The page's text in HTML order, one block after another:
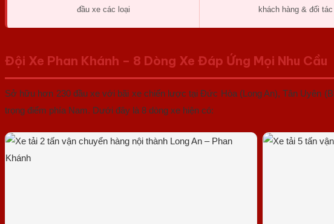
đầu xe các loại khách hàng & đối tác
Đội Xe Phan Khánh – 8 Dòng Xe Đáp Ứng Mọi Nhu Cầu
Sở hữu hơn 230 đầu xe với bãi xe chiến lược tại Đức Hòa (Long An), Tân Uyên
trọng điểm phía Nam. Dưới đây là 8 dòng xe hiện có: